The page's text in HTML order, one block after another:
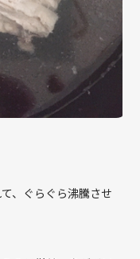
、ぐらぐら沸騰させ